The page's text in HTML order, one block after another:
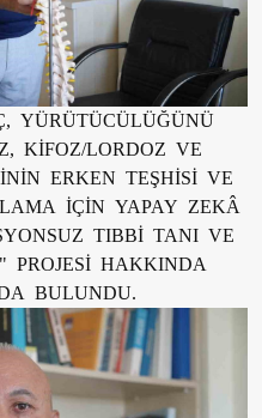
YÜRÜTÜCÜLÜĞÜNÜ
KİFOZ/LORDOZ VE
ERKEN TEŞHİSİ VE
İÇİN YAPAY ZEKÂ
TIBBİ TANI VE
PROJESİ HAKKINDA
BULUNDU.